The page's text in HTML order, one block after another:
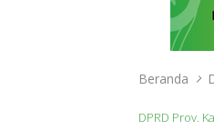
Beranda
DPRD Prov.